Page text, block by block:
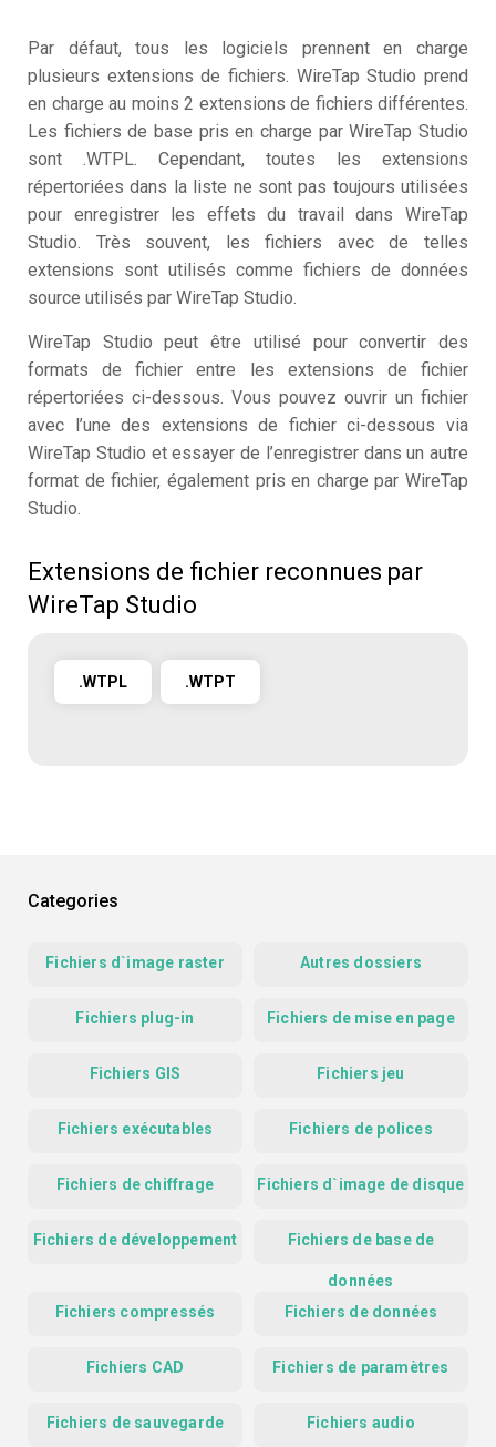
Par défaut, tous les logiciels prennent en charge
plusieurs extensions de fichiers. WireTap Studio prend
en charge au moins 2 extensions de fichiers différentes.
Les fichiers de base pris en charge par WireTap Studio
sont .WTPL. Cependant, toutes les extensions
répertoriées dans la liste ne sont pas toujours utilisées
pour enregistrer les effets du travail dans WireTap
Studio. Très souvent, les fichiers avec de telles
extensions sont utilisés comme fichiers de données
source utilisés par WireTap Studio.
WireTap Studio peut être utilisé pour convertir des
formats de fichier entre les extensions de fichier
répertoriées ci-dessous. Vous pouvez ouvrir un fichier
avec l’une des extensions de fichier ci-dessous via
WireTap Studio et essayer de l’enregistrer dans un autre
format de fichier, également pris en charge par WireTap
Studio.
Extensions de fichier reconnues par
WireTap Studio
.WTPL .WTPT
Categories
Fichiers d`image raster Autres dossiers
Fichiers plug-in Fichiers de mise en page
Fichiers GIS Fichiers jeu
Fichiers exécutables Fichiers de polices
Fichiers de chiffrage Fichiers d`image de disque
Fichiers de développement Fichiers de base de
données
Fichiers compressés
Fichiers de données
Fichiers CAD Fichiers de paramètres
Fichiers de sauvegarde Fichiers audio